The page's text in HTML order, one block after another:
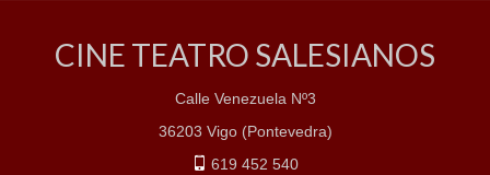
CINE TEATRO SALESIANOS
Calle Venezuela Nº3
36203 Vigo (Pontevedra)
619 452 540